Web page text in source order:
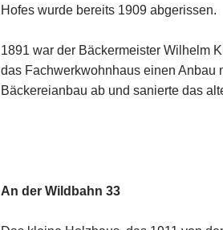
Hofes wurde bereits 1909 abgerissen.
1891 war der Bäckermeister Wilhelm
das Fachwerkwohnhaus einen Anbau
Bäckereianbau ab und sanierte das
An der Wildbahn 33